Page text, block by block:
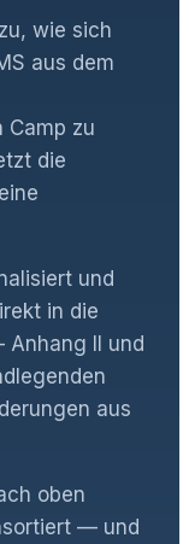
wie sich
aus dem
Camp zu
die
und
in die
II und
aus
oben
— und